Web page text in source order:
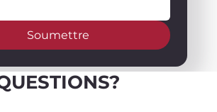
Soumettre